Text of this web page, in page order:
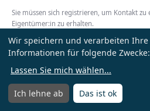
Menü öffnen
Sie müssen sich registrieren, um Kontakt
Eigentümer:in zu erhalten.
Anmelden oder Kostenlos
Wir speichern und verarbeiten
Informationen für folgende Zwecke:
Lassen Sie mich wählen...
Ich lehne ab Das ist ok